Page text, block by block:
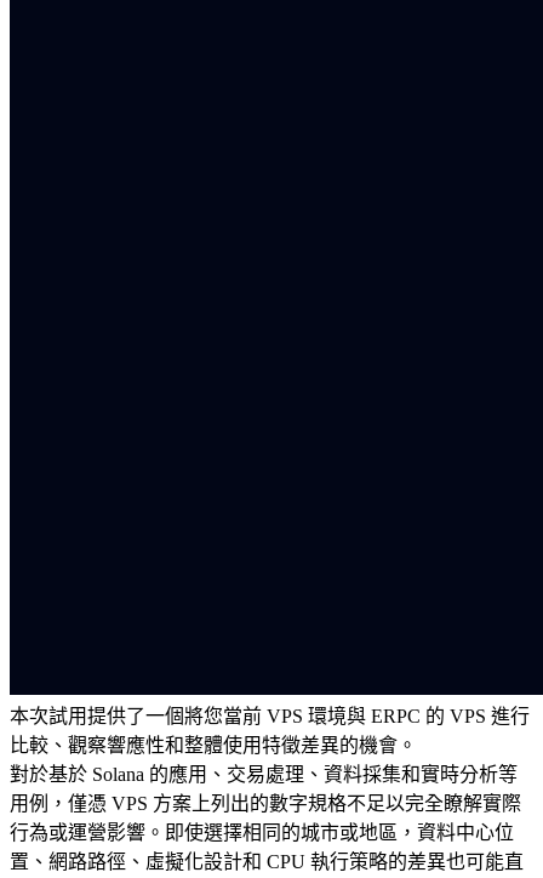
本次試用提供了一個將您當前 VPS 環境與 ERPC 的 VPS 進行
比較、觀察響應性和整體使用特徵差異的機會。
對於基於 Solana 的應用、交易處理、資料採集和實時分析等
用例，僅憑 VPS 方案上列出的數字規格不足以完全瞭解實際
行為或運營影響。即使選擇相同的城市或地區，資料中心位
置、網路路徑、虛擬化設計和 CPU 執行策略的差異也可能直